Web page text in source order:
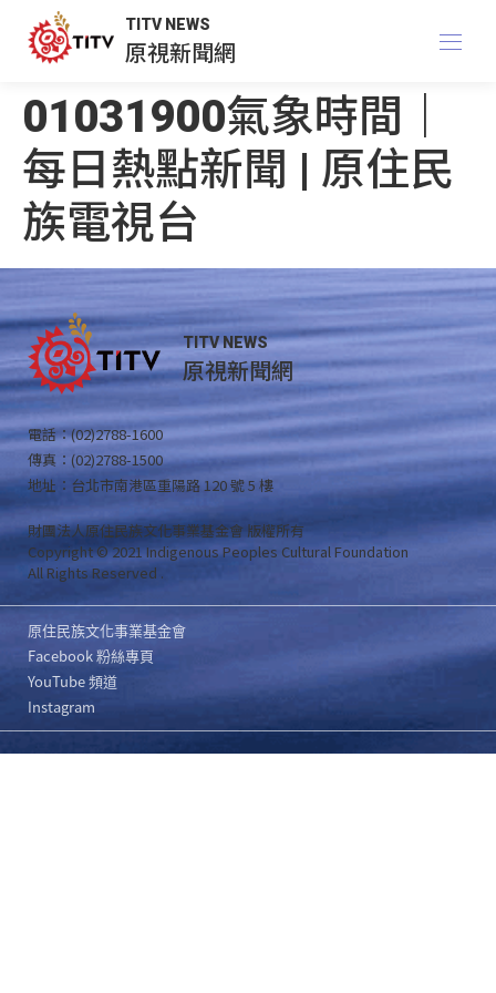
TITV NEWS
原視新聞網
01031900氣象時間｜
每日熱點新聞 | 原住民
族電視台
TITV NEWS
原視新聞網
電話：(02)2788-1600
傳真：(02)2788-1500
地址：台北市南港區重陽路 120 號 5 樓
財團法人原住民族文化事業基金會 版權所有
Copyright © 2021 Indigenous Peoples Cultural Foundation
All Rights Reserved .
原住民族文化事業基金會
Facebook 粉絲專頁
YouTube 頻道
Instagram